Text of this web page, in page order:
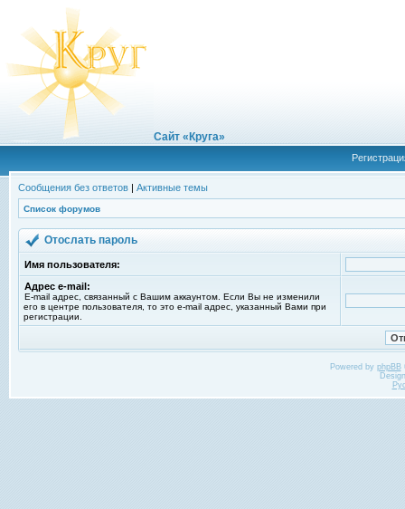
Сайт «Круга»
Сообщения без ответов | Активные темы
Список форумов
Отослать пароль
Имя пользователя:
Адрес e-mail:
E-mail адрес, связанный с Вашим аккаунтом. Если Вы не изменили
его в центре пользователя, то это e-mail адрес, указанный Вами при
регистрации.
Powered by phpBB